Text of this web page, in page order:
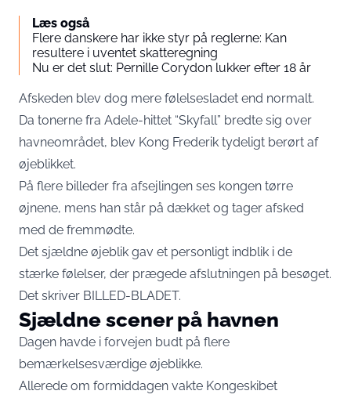
Læs også
Flere danskere har ikke styr på reglerne: Kan
resultere i uventet skatteregning
Nu er det slut: Pernille Corydon lukker efter 18 år
Afskeden blev dog mere følelsesladet end normalt.
Da tonerne fra Adele-hittet “Skyfall” bredte sig over
havneområdet, blev Kong Frederik tydeligt berørt af
øjeblikket.
På flere billeder fra afsejlingen ses kongen tørre
øjnene, mens han står på dækket og tager afsked
med de fremmødte.
Det sjældne øjeblik gav et personligt indblik i de
stærke følelser, der prægede afslutningen på besøget.
Det skriver BILLED-BLADET.
Sjældne scener på havnen
Dagen havde i forvejen budt på flere
bemærkelsesværdige øjeblikke.
Allerede om formiddagen vakte Kongeskibet